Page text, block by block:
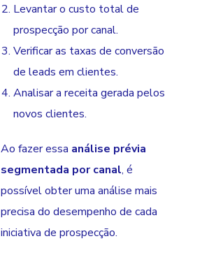
Levantar o custo total de
prospecção por canal.
Verificar as taxas de conversão
de leads em clientes.
Analisar a receita gerada pelos
novos clientes.
Ao fazer essa análise prévia
segmentada por canal, é
possível obter uma análise mais
precisa do desempenho de cada
iniciativa de prospecção.